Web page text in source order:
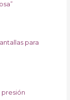
para
presión